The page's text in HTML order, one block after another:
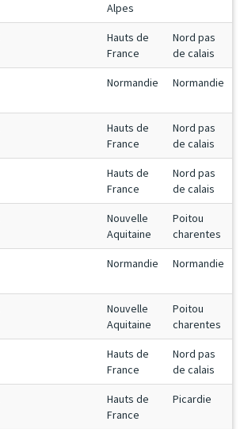
Alpes
Hauts de
France
Nord pas
de calais
Normandie Normandie
Hauts de
France
Nord pas
de calais
Hauts de
France
Nord pas
de calais
Nouvelle
Aquitaine
Poitou
charentes
Normandie Normandie
Nouvelle
Aquitaine
Poitou
charentes
Hauts de
France
Nord pas
de calais
Hauts de
France
Picardie